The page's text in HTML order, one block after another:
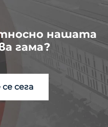
нашата
гама?
сега